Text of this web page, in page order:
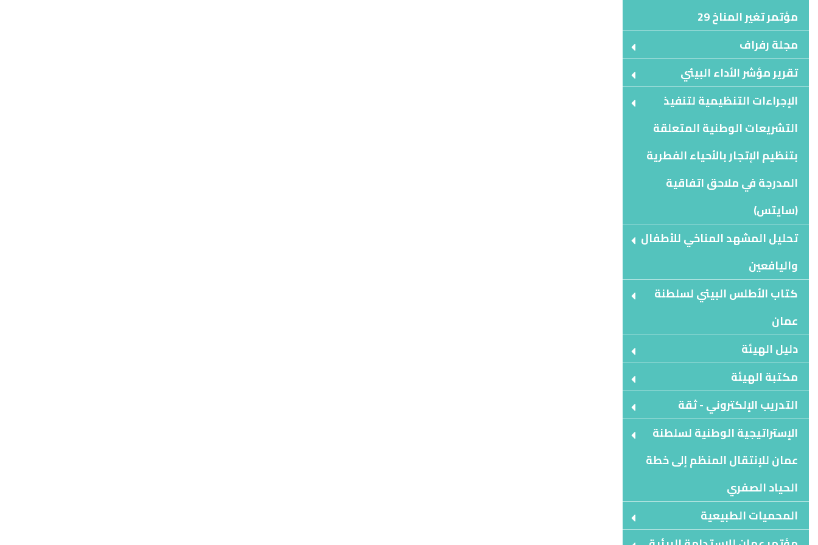
مؤتمر تغير المناخ 29
مجلة رفراف
تقرير مؤشر الأداء البيئي
الإجراءات التنظيمية لتنفيذ
التشريعات الوطنية المتعلقة
بتنظيم الإتجار بالأحياء الفطرية
المدرجة في ملاحق اتفاقية
(سايتس)
تحليل المشهد المناخي للأطفال
واليافعين
كتاب الأطلس البيئي لسلطنة
عمان
دليل الهيئة
مكتبة الهيئة
التدريب الإلكتروني - ثقة
الإستراتيجية الوطنية لسلطنة
عمان للإنتقال المنظم إلى خطة
الحياد الصفري
المحميات الطبيعية